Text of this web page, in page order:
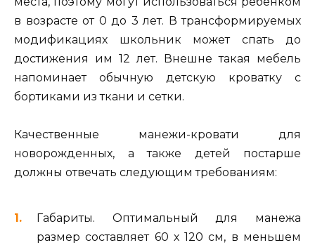
в возрасте от 0 до 3 лет. В трансформируемых
модификациях школьник может спать до
достижения им 12 лет. Внешне такая мебель
напоминает обычную детскую кроватку с
бортиками из ткани и сетки.
Качественные манежи-кровати для
новорожденных, а также детей постарше
должны отвечать следующим требованиям:
Габариты. Оптимальный для манежа
размер составляет 60 х 120 см, в меньшем